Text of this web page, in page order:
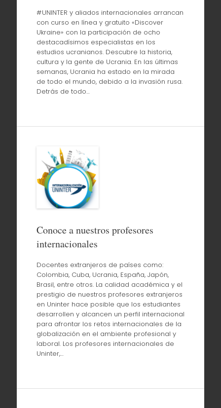
#UNINTER y aliados internacionales arrancan
con curso en línea y gratuito «Discover
Ukraine» con la participación de ocho
destacadísimos especialistas en los
estudios ucranianos. Descubre la historia,
cultura y la gente de Ucrania. En las últimas
semanas, Ucrania ha estado en la mirada
de todo el mundo, debido a la invasión rusa.
Detrás de todo…
Conoce a nuestros profesores
internacionales
Docentes extranjeros de países como:
Colombia, Cuba, Ucrania, España, Japón,
Brasil, entre otros. La calidad académica y el
prestigio de nuestros profesores extranjeros
en Uninter hace posible que los estudiantes
desarrollen y alcancen un perfil internacional
para afrontar los retos internacionales de la
globalización en el ambiente profesional y
laboral. Los profesores internacionales de
Uninter,…